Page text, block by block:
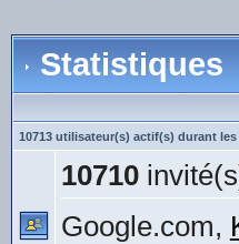
Statistiques
10713 utilisateur(s) actif(s) durant
10710
Google.com,